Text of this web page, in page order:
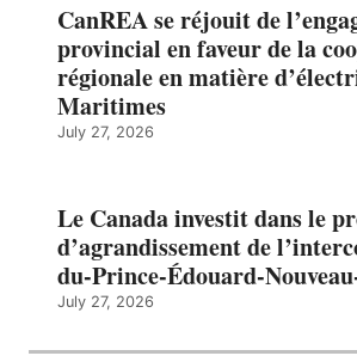
CanREA se réjouit de
provincial en faveur de la
régionale en matière
Maritimes
July 27, 2026
Le Canada investit dans le
d’agrandissement de
du-Prince-Édouard-
July 27, 2026